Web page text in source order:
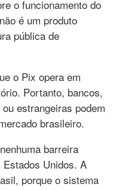
o funcionamento do
é um produto
pública de
o Pix opera em
Portanto, bancos,
estrangeiras podem
brasileiro.
barreira
Unidos. A
porque o sistema